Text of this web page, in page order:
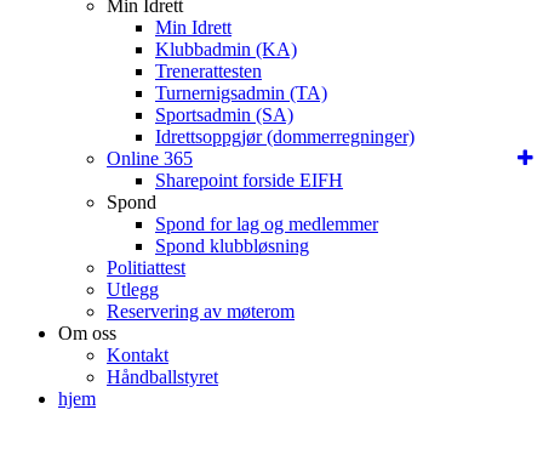
Min Idrett
Min Idrett
Klubbadmin (KA)
Trenerattesten
Turnernigsadmin (TA)
Sportsadmin (SA)
Idrettsoppgjør (dommerregninger)
Online 365
Sharepoint forside EIFH
Spond
Spond for lag og medlemmer
Spond klubbløsning
Politiattest
Utlegg
Reservering av møterom
Om oss
Kontakt
Håndballstyret
hjem